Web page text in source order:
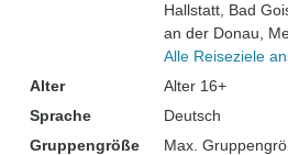
Hallstatt , Bad
an der Donau ,
Alle Reiseziele
Alter
Alter 16+
Sprache
Deutsch
Gruppengröße
Max.